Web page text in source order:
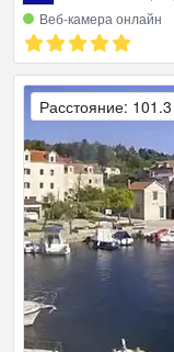
Веб‑камера онлайн
Расстояние: